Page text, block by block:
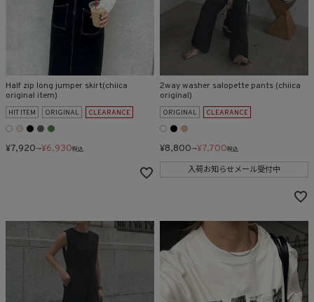
Half zip long jumper skirt(chiica
original item)
HIT ITEM ORIGINAL CLEARANCE
¥7,920→¥6,930税込
2way washer salopette pants (chiica
original)
ORIGINAL CLEARANCE
¥8,800→¥7,700税込
入荷お知らせメール受付中